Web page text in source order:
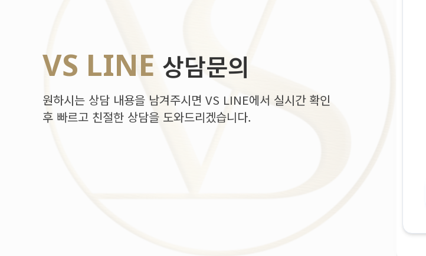
VS LINE 상담문의
원하시는 상담 내용을 남겨주시면 VS LINE에서 실시간 확인
후 빠르고 친절한 상담을 도와드리겠습니다.